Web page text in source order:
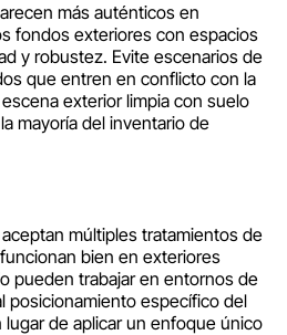
más auténticos en
fondos exteriores con espacios
y robustez. Evite escenarios de
que entren en conflicto con la
exterior limpia con suelo
mayoría del inventario de
múltiples tratamientos de
bien en exteriores
pueden trabajar en entornos de
posicionamiento específico del
de aplicar un enfoque único